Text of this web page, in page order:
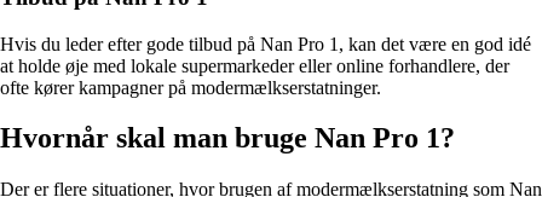
Hvis du leder efter gode tilbud på Nan Pro 1, kan det være en god idé
at holde øje med lokale supermarkeder eller online forhandlere, der
ofte kører kampagner på modermælkserstatninger.
Hvornår skal man bruge Nan Pro 1?
Der er flere situationer, hvor brugen af modermælkserstatning som Nan